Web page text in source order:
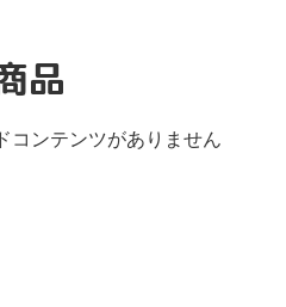
品
コンテンツがありません